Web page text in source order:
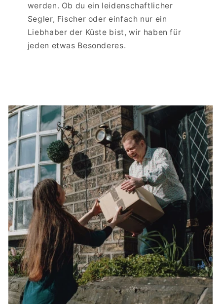
werden. Ob du ein leidenschaftlicher
Segler, Fischer oder einfach nur ein
Liebhaber der Küste bist, wir haben für
jeden etwas Besonderes.